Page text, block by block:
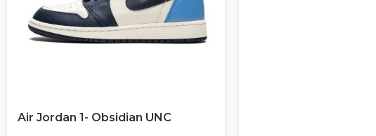
Air Jordan 1- Obsidian UNC